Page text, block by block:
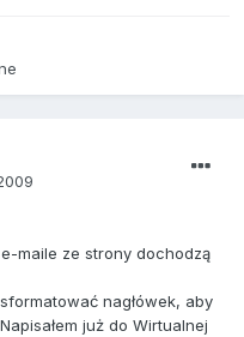
maile ze strony dochodzą
nagłówek, aby
już do Wirtualnej